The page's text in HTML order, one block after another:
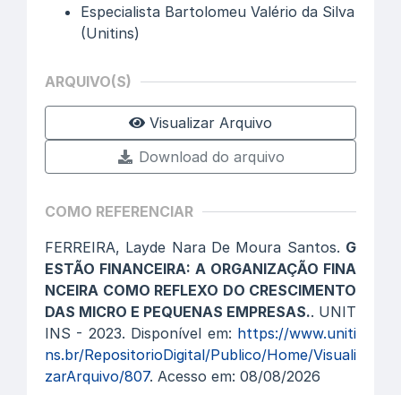
Especialista Bartolomeu Valério da Silva
(Unitins)
ARQUIVO(S)
Visualizar Arquivo
Download do arquivo
COMO REFERENCIAR
FERREIRA, Layde Nara De Moura Santos. G
ESTÃO FINANCEIRA: A ORGANIZAÇÃO FINA
NCEIRA COMO REFLEXO DO CRESCIMENTO
DAS MICRO E PEQUENAS EMPRESAS.. UNIT
INS - 2023. Disponível em: https://www.uniti
ns.br/RepositorioDigital/Publico/Home/Visuali
zarArquivo/807. Acesso em: 08/08/2026